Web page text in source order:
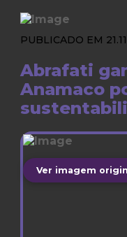
PUBLICADO EM
Abrafati
Anamaco
Ver imagem